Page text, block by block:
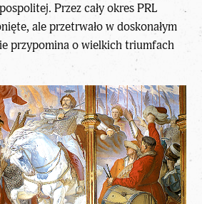
Przez cały okres PRL
ale przetrwało w doskonałym
przypomina o wielkich triumfach